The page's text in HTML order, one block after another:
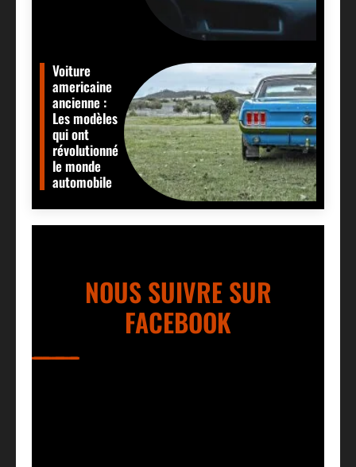
Voiture
americaine
ancienne :
Les modèles
qui ont
révolutionné
le monde
automobile
NOUS SUIVRE SUR
FACEBOOK